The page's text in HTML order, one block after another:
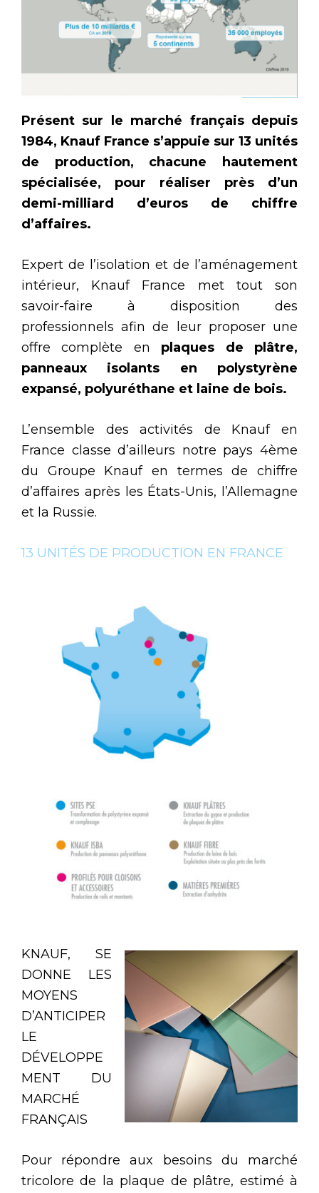
Présent sur le marché français depuis
1984, Knauf France s’appuie sur 13 unités
de production, chacune hautement
spécialisée, pour réaliser près d’un
demi-milliard d’euros de chiffre
d’affaires.
Expert de l’isolation et de l’aménagement
intérieur, Knauf France met tout son
savoir-faire à disposition des
professionnels afin de leur proposer une
offre complète en plaques de plâtre,
panneaux isolants en polystyrène
expansé, polyuréthane et laine de bois.
L’ensemble des activités de Knauf en
France classe d’ailleurs notre pays 4ème
du Groupe Knauf en termes de chiffre
d’affaires après les États-Unis, l’Allemagne
et la Russie.
13 UNITÉS DE PRODUCTION EN FRANCE
KNAUF, SE
DONNE LES
MOYENS
D’ANTICIPER
LE
DÉVELOPPE
MENT DU
MARCHÉ
FRANÇAIS
Pour répondre aux besoins du marché
tricolore de la plaque de plâtre, estimé à